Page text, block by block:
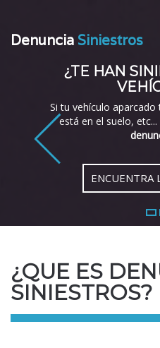
Denuncia Siniestros
¿TE HAN
Si tu vehículo
está en el suelo,
ENCUENTRA
1
¿QUE ES
SINIESTROS?